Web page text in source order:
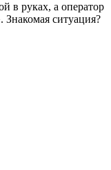
в руках, а оператор
Знакомая ситуация?